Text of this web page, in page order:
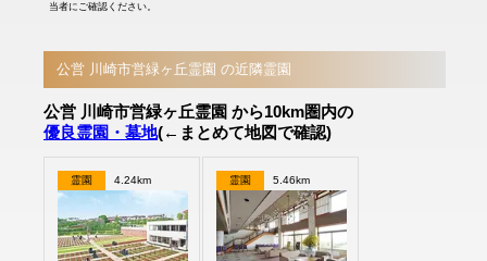
当者にご確認ください。
公営 川崎市営緑ヶ丘霊園 の近隣霊園
公営 川崎市営緑ヶ丘霊園 から10km圏内の
優良霊園・墓地(←まとめて地図で確認)
霊園 4.24km 霊園 5.46km